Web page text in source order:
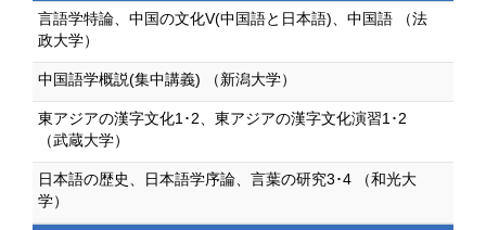
言語学特論、中国の文化V(中国語と日本語)、中国語 （法
政大学）
中国語学概説(集中講義) （新潟大学）
東アジアの漢字文化1･2、東アジアの漢字文化演習1･2
（武蔵大学）
日本語の歴史、日本語学序論、言葉の研究3･4 （和光大
学）